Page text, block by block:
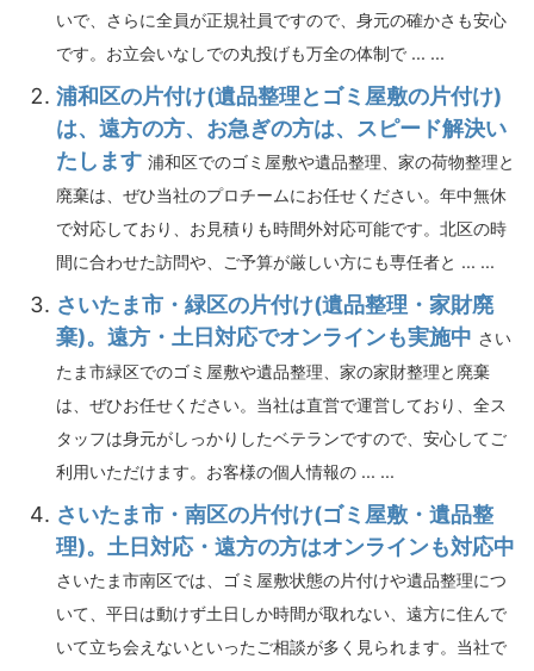
いで、さらに全員が正規社員ですので、身元の確かさも安心
です。お立会いなしでの丸投げも万全の体制で ... ...
浦和区の片付け(遺品整理とゴミ屋敷の片付け)
は、遠方の方、お急ぎの方は、スピード解決い
たします 浦和区でのゴミ屋敷や遺品整理、家の荷物整理と
廃棄は、ぜひ当社のプロチームにお任せください。年中無休
で対応しており、お見積りも時間外対応可能です。北区の時
間に合わせた訪問や、ご予算が厳しい方にも専任者と ... ...
さいたま市・緑区の片付け(遺品整理・家財廃
棄)。遠方・土日対応でオンラインも実施中 さい
たま市緑区でのゴミ屋敷や遺品整理、家の家財整理と廃棄
は、ぜひお任せください。当社は直営で運営しており、全ス
タッフは身元がしっかりしたベテランですので、安心してご
利用いただけます。お客様の個人情報の ... ...
さいたま市・南区の片付け(ゴミ屋敷・遺品整
理)。土日対応・遠方の方はオンラインも対応中
さいたま市南区では、ゴミ屋敷状態の片付けや遺品整理につ
いて、平日は動けず土日しか時間が取れない、遠方に住んで
いて立ち会えないといったご相談が多く見られます。当社で